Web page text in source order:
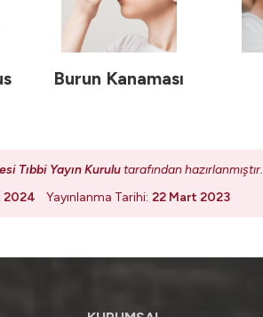
Burun Kanaması
Tıbbi Yayın Kurulu tarafından hazırlanmıştır.
2024 Yayınlanma Tarihi: 22 Mart 2023